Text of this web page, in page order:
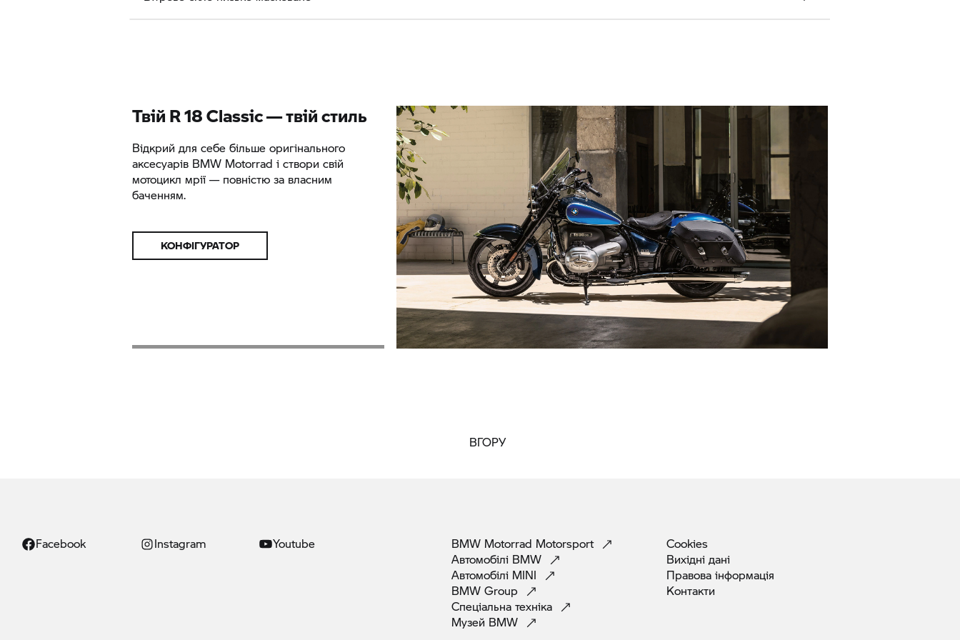
Твій R 18 Classic— твій стиль
Відкрий для себе більше оригінального
аксесуарів BMW Motorrad і створи свій
мотоцикл мрії — повністю за власним
баченням.
КОНФІГУРАТОР
ВГОРУ
Facebook Instagram Youtube BMW Motorrad Motorsport
Автомобілі BMW
Автомобілі MINI
BMW Group
Спеціальна техніка
Музей BMW
Cookies
Вихідні дані
Правова інформація
Контакти